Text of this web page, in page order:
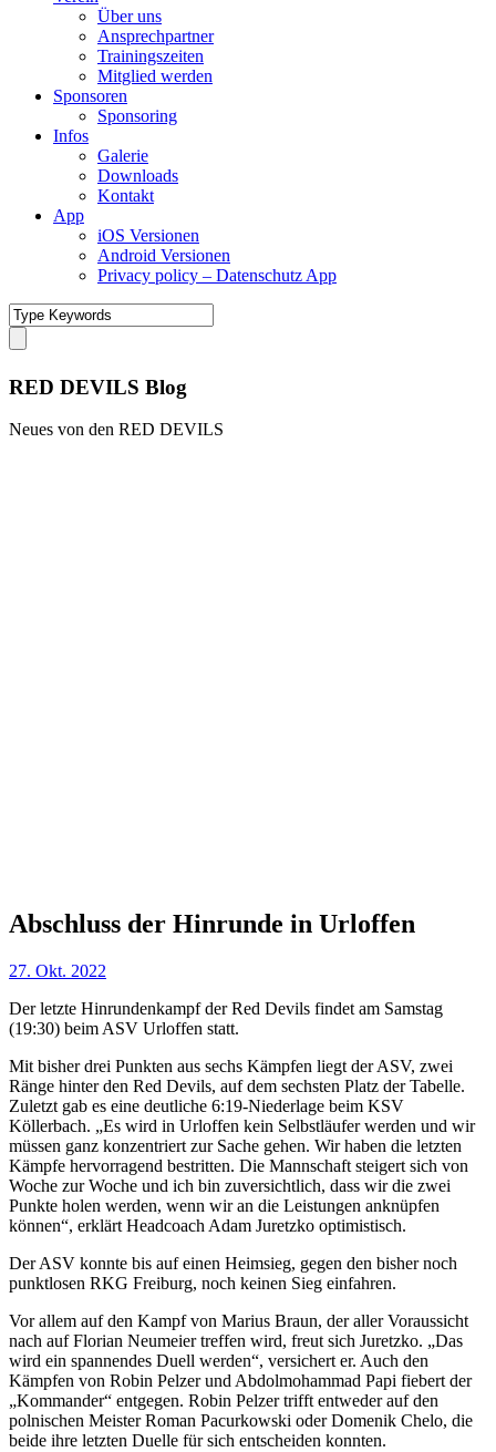
Über uns
Ansprechpartner
Trainingszeiten
Mitglied werden
Sponsoren
Sponsoring
Infos
Galerie
Downloads
Kontakt
App
iOS Versionen
Android Versionen
Privacy policy – Datenschutz App
RED DEVILS Blog
Neues von den RED DEVILS
Abschluss der Hinrunde in Urloffen
27. Okt. 2022
Der letzte Hinrundenkampf der Red Devils findet am Samstag
(19:30) beim ASV Urloffen statt.
Mit bisher drei Punkten aus sechs Kämpfen liegt der ASV, zwei
Ränge hinter den Red Devils, auf dem sechsten Platz der Tabelle.
Zuletzt gab es eine deutliche 6:19-Niederlage beim KSV
Köllerbach. „Es wird in Urloffen kein Selbstläufer werden und wir
müssen ganz konzentriert zur Sache gehen. Wir haben die letzten
Kämpfe hervorragend bestritten. Die Mannschaft steigert sich von
Woche zur Woche und ich bin zuversichtlich, dass wir die zwei
Punkte holen werden, wenn wir an die Leistungen anknüpfen
können“, erklärt Headcoach Adam Juretzko optimistisch.
Der ASV konnte bis auf einen Heimsieg, gegen den bisher noch
punktlosen RKG Freiburg, noch keinen Sieg einfahren.
Vor allem auf den Kampf von Marius Braun, der aller Voraussicht
nach auf Florian Neumeier treffen wird, freut sich Juretzko. „Das
wird ein spannendes Duell werden“, versichert er. Auch den
Kämpfen von Robin Pelzer und Abdolmohammad Papi fiebert der
„Kommander“ entgegen. Robin Pelzer trifft entweder auf den
polnischen Meister Roman Pacurkowski oder Domenik Chelo, die
beide ihre letzten Duelle für sich entscheiden konnten.